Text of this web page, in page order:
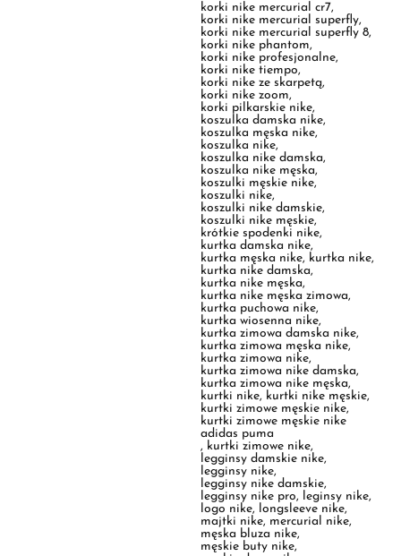
korki nike ze skarpetą,
korki nike zoom,
korki pilkarskie nike ,
koszulka damska nike
koszulka męska nike,
koszulka nike,
koszulka nike damska,
koszulka nike męska
koszulki męskie nike
koszulki nike,
koszulki nike damskie
koszulki nike męskie
krótkie spodenki nike,
kurtka damska nike,
kurtka męska nike,kurtka nike
kurtka nike damska ,
kurtka nike męska,
kurtka nike męska zimowa
kurtka puchowa nike,
kurtka wiosenna nike
kurtka zimowa damska nike,
kurtka zimowa męska nike
kurtka zimowa nike
kurtka zimowa nike damska
kurtka zimowa nike męska
kurtki nike,kurtki nike męskie
kurtki zimowe męskie nike,
kurtki zimowe męskie nike
adidas puma
,kurtki zimowe nike ,
legginsy damskie nike,
legginsy nike,
legginsy nike damskie,
legginsy nike pro,leginsy nike
logo nike,longsleeve nike
majtki nike,mercurial nike
męska bluza nike
męskie buty nike
męskie dresy nike,
nagroda nike 2022,
nagrody nike,
najdrozsze buty nike,
nerka męska nike,
nerka nike męska